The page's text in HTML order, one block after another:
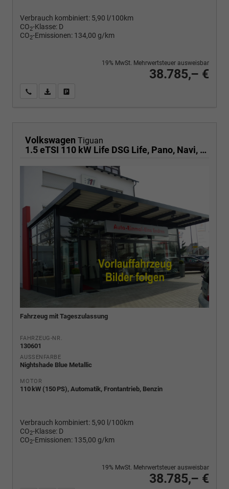
Verbrauch kombiniert: 5,90 l/100km
CO2-Klasse: D
CO2-Emissionen: 134,00 g/km
38.785,– €
19% MwSt. Mehrwertsteuer ausweisbar
Wir rufen Sie anPDF-Fahrzeugexposé drucken
Volkswagen Tiguan
1.5 eTSI 110 kW Life DSG Life, Pano, Navi, EasyOpen, LED-Plus, 5 J.-Garantie
Fahrzeug mit Tageszulassung
FAHRZEUG-NR.
130601
AUSSENFARBE
Nightshade Blue Metallic
MOTOR
110 kW (150 PS), Automatik, Frontantrieb, Benzin
Verbrauch kombiniert: 5,90 l/100km
CO2-Klasse: D
CO2-Emissionen: 135,00 g/km
38.785,– €
19% MwSt. Mehrwertsteuer ausweisbar